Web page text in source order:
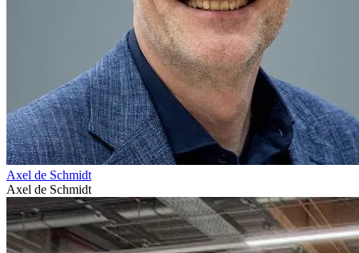
Axel de Schmidt
Axel de Schmidt